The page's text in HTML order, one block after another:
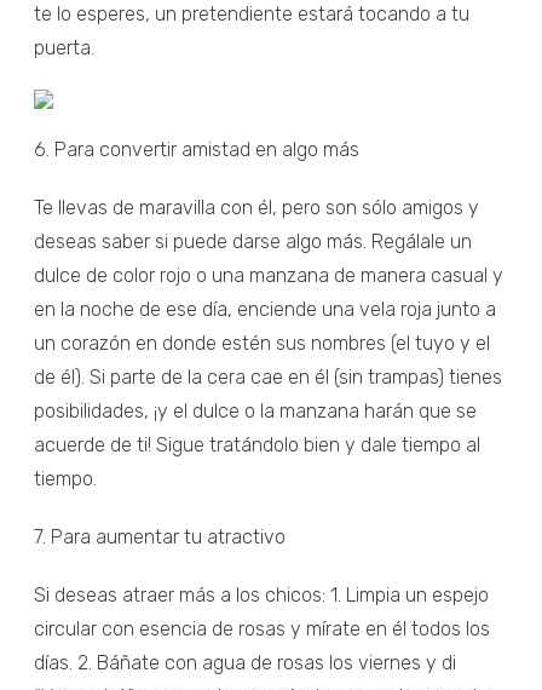
te lo esperes, un pretendiente estará tocando a tu
puerta.
6. Para convertir amistad en algo más
Te llevas de maravilla con él, pero son sólo amigos y
deseas saber si puede darse algo más. Regálale un
dulce de color rojo o una manzana de manera casual y
en la noche de ese día, enciende una vela roja junto a
un corazón en donde estén sus nombres (el tuyo y el
de él). Si parte de la cera cae en él (sin trampas) tienes
posibilidades, ¡y el dulce o la manzana harán que se
acuerde de ti! Sigue tratándolo bien y dale tiempo al
tiempo.
7. Para aumentar tu atractivo
Si deseas atraer más a los chicos: 1. Limpia un espejo
circular con esencia de rosas y mírate en él todos los
días. 2. Báñate con agua de rosas los viernes y di